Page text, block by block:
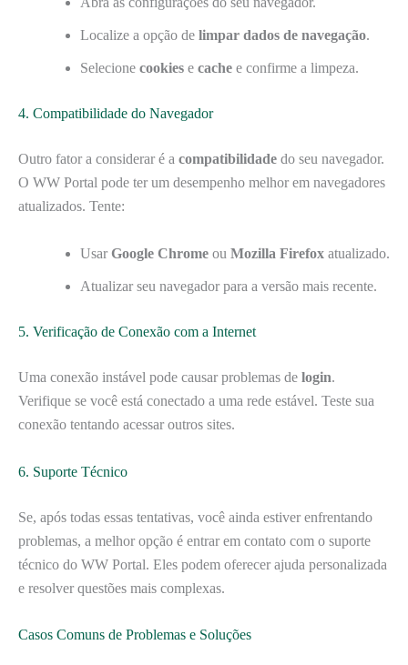
Localize a opção de limpar dados de navegação.
Selecione cookies e cache e confirme a limpeza.
4. Compatibilidade do Navegador
Outro fator a considerar é a compatibilidade do seu navegador.
O WW Portal pode ter um desempenho melhor em navegadores
atualizados. Tente:
Usar Google Chrome ou Mozilla Firefox atualizado.
Atualizar seu navegador para a versão mais recente.
5. Verificação de Conexão com a Internet
Uma conexão instável pode causar problemas de login.
Verifique se você está conectado a uma rede estável. Teste sua
conexão tentando acessar outros sites.
6. Suporte Técnico
Se, após todas essas tentativas, você ainda estiver enfrentando
problemas, a melhor opção é entrar em contato com o suporte
técnico do WW Portal. Eles podem oferecer ajuda personalizada
e resolver questões mais complexas.
Casos Comuns de Problemas e Soluções